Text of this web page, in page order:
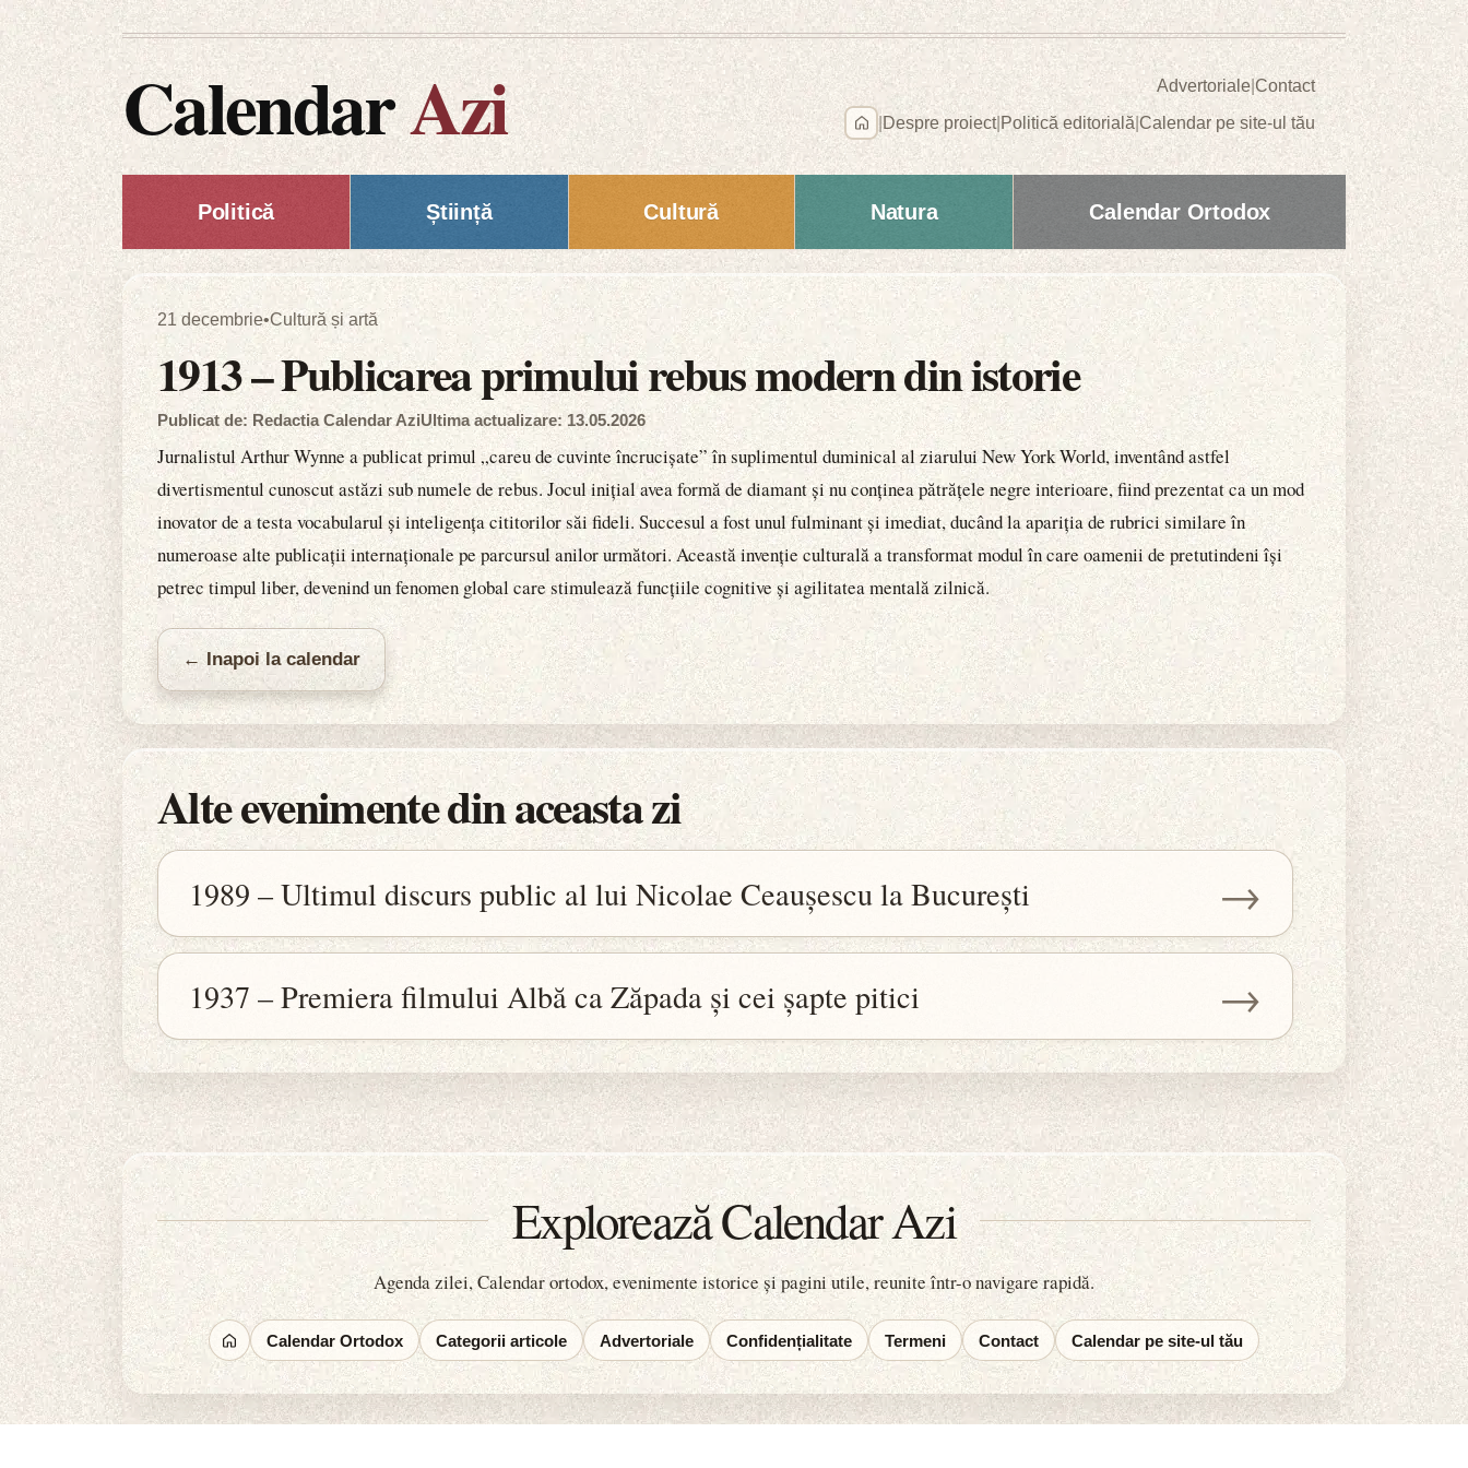
CalendarAzi Advertoriale|Contact
Despre proiect| Politică editorială|Calendar pe site-ul tău
Politică Știință Cultură Natura Calendar Ortodox
21 decembrie•Cultură și artă
1913 – Publicarea primului rebus modern din istorie
Publicat de: Redactia Calendar AziUltima actualizare: 13.05.2026
Jurnalistul Arthur Wynne a publicat primul „careu de cuvinte încrucișate” în suplimentul duminical al ziarului New York World, inventând astfel
divertismentul cunoscut astăzi sub numele de rebus. Jocul inițial avea formă de diamant și nu conținea pătrățele negre interioare, fiind prezentat ca un mod
inovator de a testa vocabularul și inteligența cititorilor săi fideli. Succesul a fost unul fulminant și imediat, ducând la apariția de rubrici similare în
numeroase alte publicații internaționale pe parcursul anilor următori. Această invenție culturală a transformat modul în care oamenii de pretutindeni își
petrec timpul liber, devenind un fenomen global care stimulează funcțiile cognitive și agilitatea mentală zilnică.
← Inapoi la calendar
Alte evenimente din aceasta zi
1989 – Ultimul discurs public al lui Nicolae Ceaușescu la București →
1937 – Premiera filmului Albă ca Zăpada și cei șapte pitici →
Explorează Calendar Azi
Agenda zilei, Calendar ortodox, evenimente istorice și pagini utile, reunite într-o navigare rapidă.
Calendar Ortodox Categorii articole Advertoriale Confidențialitate Termeni Contact Calendar pe site-ul tău